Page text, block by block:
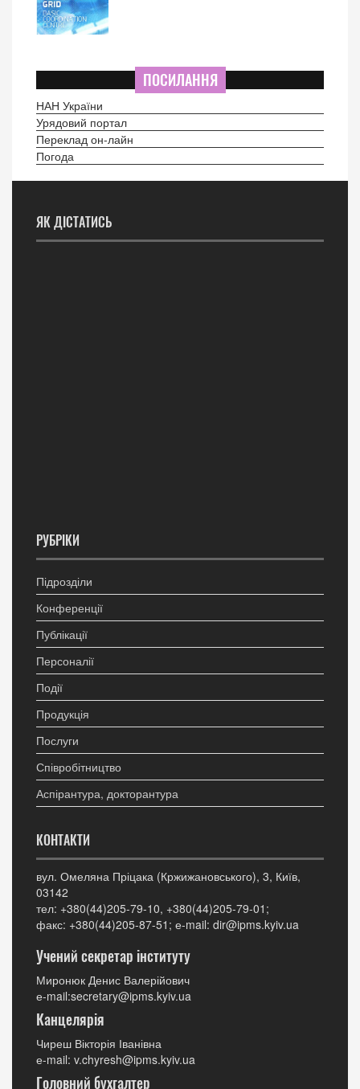
ПОСИЛАННЯ
НАН України
Урядовий портал
Переклад он-лайн
Погода
ЯК ДІСТАТИСЬ
РУБРІКИ
Підрозділи
Конференції
Публікації
Персоналії
Події
Продукція
Послуги
Співробітництво
Аспірантура, докторантура
КОНТАКТИ
вул. Омеляна Пріцака (Кржижановського), 3, Київ,
03142
тел: +380(44)205-79-10, +380(44)205-79-01;
факс: +380(44)205-87-51; е-mail: dir@ipms.kyiv.ua
Учений секретар інституту
Миронюк Денис Валерійович
е-mail:secretary@ipms.kyiv.ua
Канцелярія
Чиреш Вікторія Іванівна
е-mail: v.chyresh@ipms.kyiv.ua
Головний бухгалтер